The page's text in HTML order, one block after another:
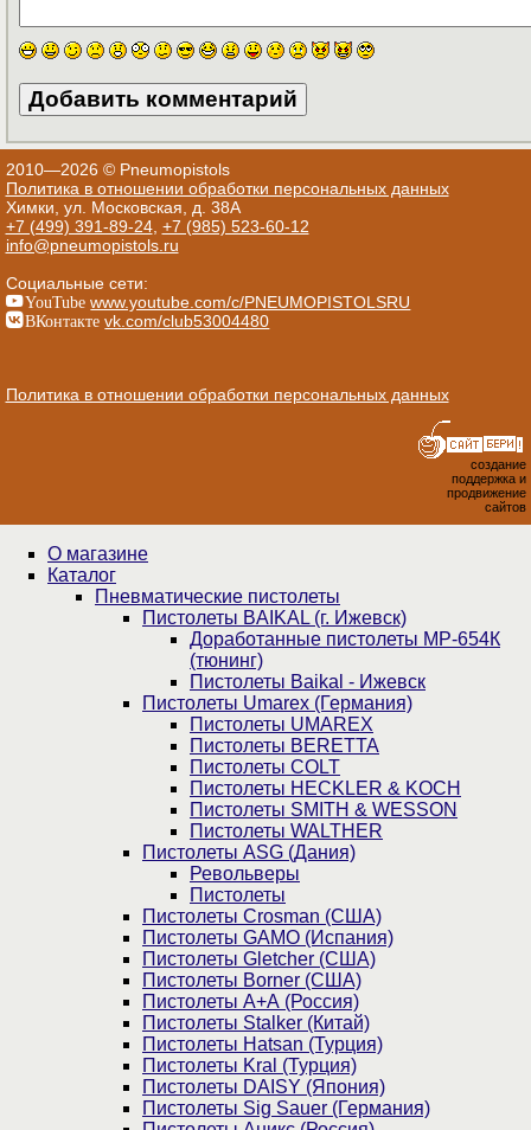
2010—2026 © Pneumopistols
Политика в отношении обработки персональных данных
Химки, ул. Московская, д. 38А
+7 (499) 391-89-24, +7 (985) 523-60-12
info@pneumopistols.ru
Социальные сети:
YouTube www.youtube.com/c/PNEUMOPISTOLSRU
ВКонтакте vk.com/club53004480
Политика в отношении обработки персональных данных
создание
поддержка и
продвижение
сайтов
О магазине
Каталог
Пнев­ма­ти­чес­кие пистолеты
Пистолеты BAIKAL (г. Ижевск)
Доработанные пистолеты МР-654К
(тюнинг)
Пистолеты Baikal - Ижевск
Пистолеты Umarex (Германия)
Пистолеты UMAREX
Пистолеты BERETTA
Пистолеты COLT
Пистолеты HECKLER & KOCH
Пистолеты SMITH & WESSON
Пистолеты WALTHER
Пистолеты ASG (Дания)
Револьверы
Пистолеты
Пистолеты Crosman (США)
Пистолеты GAMO (Испания)
Пистолеты Gletcher (США)
Пистолеты Borner (США)
Пистолеты А+А (Россия)
Пистолеты Stalker (Китай)
Пистолеты Hatsan (Турция)
Пистолеты Kral (Турция)
Пистолеты DAISY (Япония)
Пистолеты Sig Sauer (Германия)